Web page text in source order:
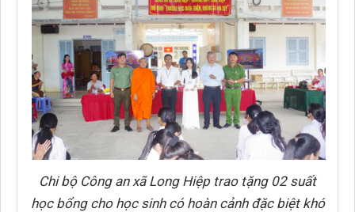
Chi bộ Công an xã Long Hiệp trao tặng 02 suất
học bổng cho học sinh có hoàn cảnh đặc biệt khó